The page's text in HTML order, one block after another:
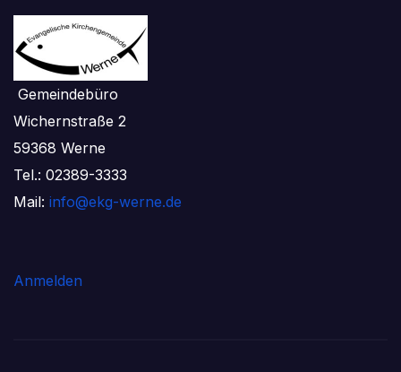
Gemeindebüro
Wichernstraße 2
59368 Werne
Tel.: 02389-3333
Mail: info@ekg-werne.de
Anmelden